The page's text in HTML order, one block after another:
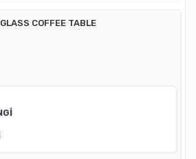
GLASS COFFEE TABLE